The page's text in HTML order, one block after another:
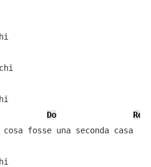
Do
Re
che per noi era non so cosa fosse una seconda casa